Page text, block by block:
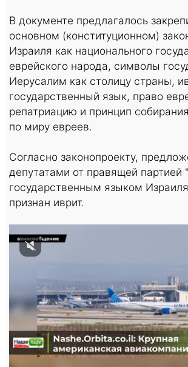
В документе предлагалось
основном (конституционном)
Израиля как национального
еврейского народа, символы
Иерусалим как столицу страны,
государственный язык, право
репатриацию и принцип
по миру евреев.
Согласно законопроекту,
депутатами от правящей партией
государственным языком
признан иврит.